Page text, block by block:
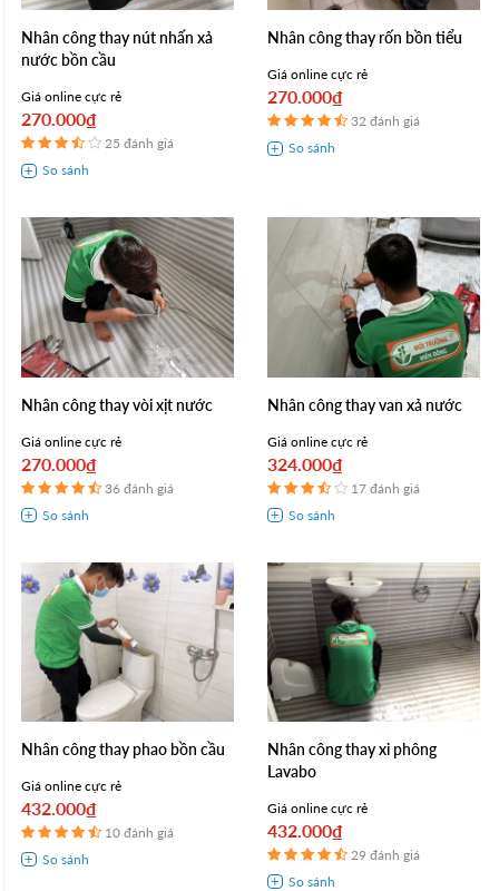
Nhân công thay nút nhấn xả
nước bồn cầu
Giá online cực rẻ
270.000₫
25 đánh giá
Nhân công thay rốn bồn tiểu
Giá online cực rẻ
270.000₫
32 đánh giá
Nhân công thay vòi xịt nước
Giá online cực rẻ
270.000₫
36 đánh giá
Nhân công thay van xả nước
Giá online cực rẻ
324.000₫
17 đánh giá
Nhân công thay phao bồn cầu
Giá online cực rẻ
432.000₫
10 đánh giá
Nhân công thay xi phông
Lavabo
Giá online cực rẻ
432.000₫
29 đánh giá